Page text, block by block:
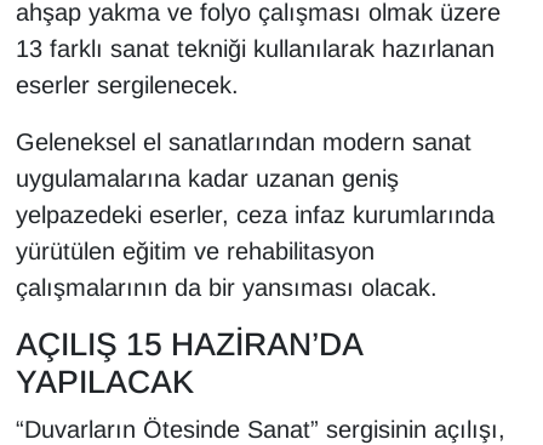
ahşap yakma ve folyo çalışması olmak üzere
13 farklı sanat tekniği kullanılarak hazırlanan
eserler sergilenecek.
Geleneksel el sanatlarından modern sanat
uygulamalarına kadar uzanan geniş
yelpazedeki eserler, ceza infaz kurumlarında
yürütülen eğitim ve rehabilitasyon
çalışmalarının da bir yansıması olacak.
AÇILIŞ 15 HAZİRAN’DA
YAPILACAK
“Duvarların Ötesinde Sanat” sergisinin açılışı,
Resmi İlanlar
RÖPORTAJ
SAĞLIK
Seri İlan
Sinema - TV
SİYASET
SPOR